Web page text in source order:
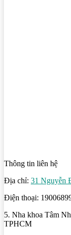
Thông tin liên hệ
Địa chỉ: 31 Nguyễn
Điện thoại:
5. Nha khoa Tâm
TPHCM